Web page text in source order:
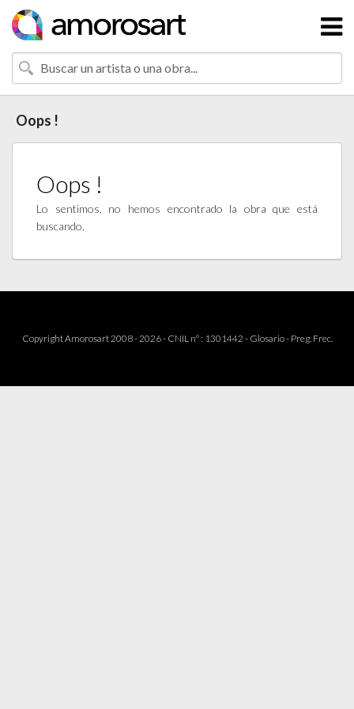
Oops !
Oops !
Lo sentimos, no hemos encontrado la obra que está
buscando.
Copyright Amorosart 2008 - 2026 - CNIL n° : 1301442 - Glosario- Preg. Frec.